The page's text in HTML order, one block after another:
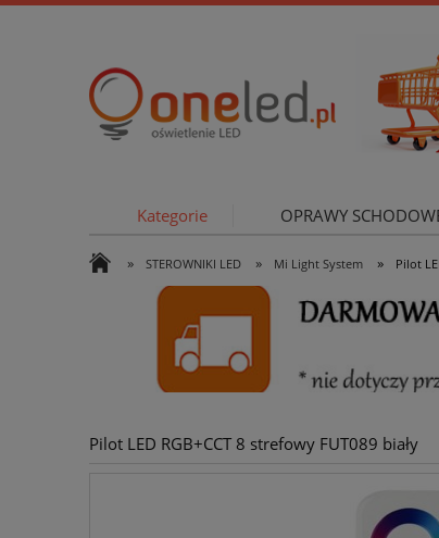
Kategorie OPRAWY
» STEROWNIKI LED » Mi Light System » Pilot
Pilot LED RGB+CCT 8 strefowy FUT089 biały